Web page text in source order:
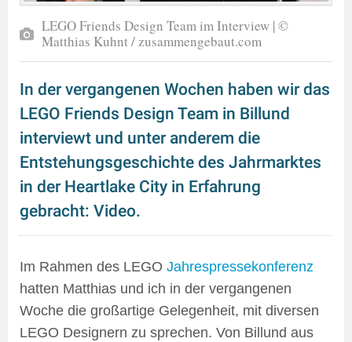
LEGO Friends Design Team im Interview | ©
Matthias Kuhnt / zusammengebaut.com
In der vergangenen Wochen haben wir das
LEGO Friends Design Team in Billund
interviewt und unter anderem die
Entstehungsgeschichte des Jahrmarktes
in der Heartlake City in Erfahrung
gebracht: Video.
Im Rahmen des LEGO Jahrespressekonferenz
hatten Matthias und ich in der vergangenen
Woche die großartige Gelegenheit, mit diversen
LEGO Designern zu sprechen. Von Billund aus